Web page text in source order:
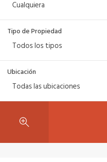
Cualquiera
Tipo de Propiedad
Todos los tipos
Ubicación
Todas las ubicaciones